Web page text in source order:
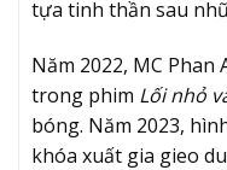
tựa tinh thần sau
Năm 2022, MC
trong phim Lối nhỏ
bóng. Năm 2023,
khóa xuất gia gieo